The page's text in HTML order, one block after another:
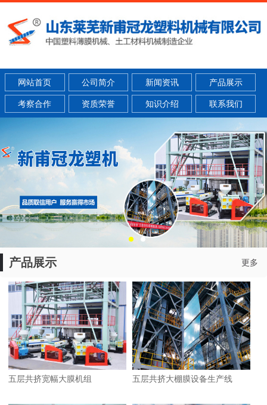
网站首页 公司简介 新闻资讯 产品展示
考察合作 资质荣誉 知识介绍 联系我们
产品展示 更多
五层共挤宽幅大膜机组 五层共挤大棚膜设备生产线